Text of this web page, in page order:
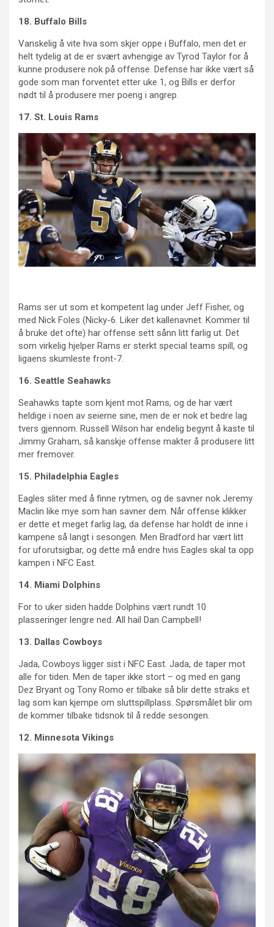
18. Buffalo Bills
Vanskelig å vite hva som skjer oppe i Buffalo, men det er
helt tydelig at de er svært avhengige av Tyrod Taylor for å
kunne produsere nok på offense. Defense har ikke vært så
gode som man forventet etter uke 1, og Bills er derfor
nødt til å produsere mer poeng i angrep.
17. St. Louis Rams
Rams ser ut som et kompetent lag under Jeff Fisher, og
med Nick Foles (Nicky-6. Liker det kallenavnet. Kommer til
å bruke det ofte) har offense sett sånn litt farlig ut. Det
som virkelig hjelper Rams er sterkt special teams spill, og
ligaens skumleste front-7.
16. Seattle Seahawks
Seahawks tapte som kjent mot Rams, og de har vært
heldige i noen av seierne sine, men de er nok et bedre lag
tvers gjennom. Russell Wilson har endelig begynt å kaste til
Jimmy Graham, så kanskje offense makter å produsere litt
mer fremover.
15. Philadelphia Eagles
Eagles sliter med å finne rytmen, og de savner nok Jeremy
Maclin like mye som han savner dem. Når offense klikker
er dette et meget farlig lag, da defense har holdt de inne i
kampene så langt i sesongen. Men Bradford har vært litt
for uforutsigbar, og dette må endre hvis Eagles skal ta opp
kampen i NFC East.
14. Miami Dolphins
For to uker siden hadde Dolphins vært rundt 10
plasseringer lengre ned. All hail Dan Campbell!
13. Dallas Cowboys
Jada, Cowboys ligger sist i NFC East. Jada, de taper mot
alle for tiden. Men de taper ikke stort – og med en gang
Dez Bryant og Tony Romo er tilbake så blir dette straks et
lag som kan kjempe om sluttspillplass. Spørsmålet blir om
de kommer tilbake tidsnok til å redde sesongen.
12. Minnesota Vikings